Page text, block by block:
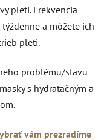
pleti. Frekvencia
a môžete ich
pleti.
problému/stavu
s hydratačným a
vám prezradíme